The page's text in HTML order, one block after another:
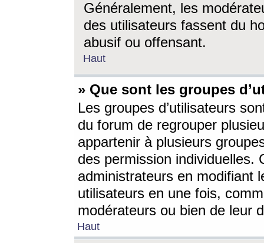
Généralement, les
des utilisateurs fassent du
abusif ou offensant.
Haut
» Que sont les groupes
Les groupes d’utilisateurs
du forum de regrouper
appartenir à plusieurs
des permission individuelles.
administrateurs en modifiant
utilisateurs en une fois,
modérateurs ou bien de leur
Haut